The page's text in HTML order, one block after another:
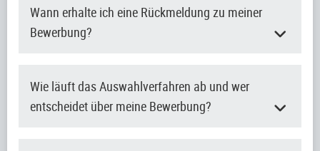
Wann erhalte ich eine Rückmeldung zu meiner
Bewerbung?
Wie läuft das Auswahlverfahren ab und wer
entscheidet über meine Bewerbung?